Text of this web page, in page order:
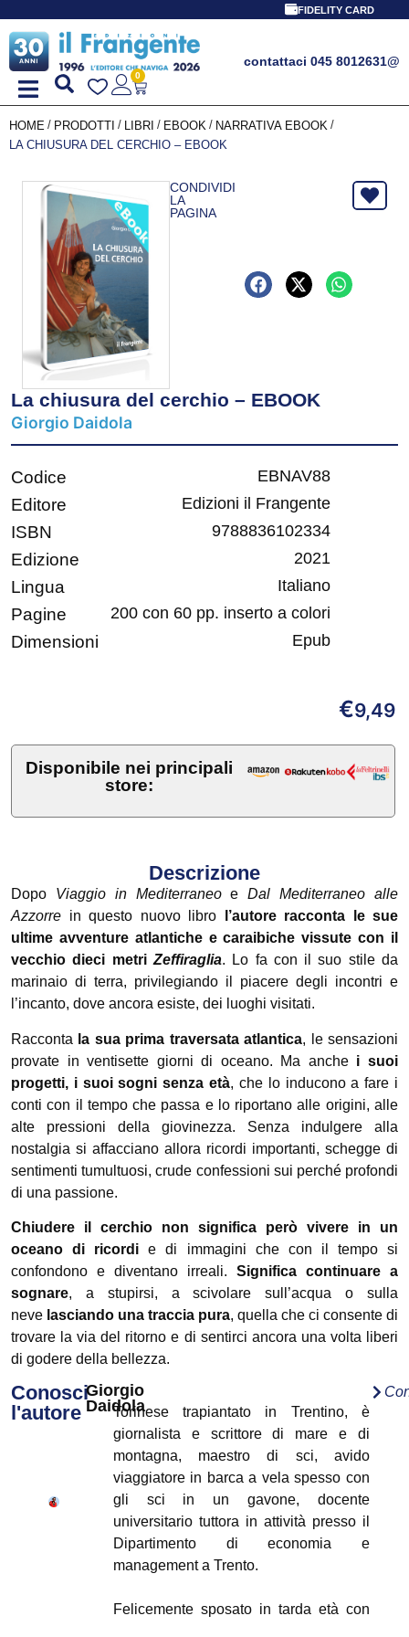
FIDELITY CARD
contattaci 045 8012631@
0
HOME / PRODOTTI / LIBRI / EBOOK / NARRATIVA EBOOK /
LA CHIUSURA DEL CERCHIO – EBOOK
CONDIVIDI
LA
PAGINA
La chiusura del cerchio – EBOOK
Giorgio Daidola
Codice EBNAV88
Editore Edizioni il Frangente
ISBN 9788836102334
Edizione 2021
Lingua Italiano
Pagine 200 con 60 pp. inserto a colori
Dimensioni Epub
€9,49
Disponibile nei principali
store:
Descrizione
Dopo Viaggio in MediterraneoeDal Mediterraneo alle
Azzorre in questo nuovo libro l’autore racconta le sue
ultime avventure atlantiche e caraibiche vissute con il
vecchio dieci metri Zeffiraglia. Lo fa con il suo stile da
marinaio di terra, privilegiando il piacere degli incontri e
l’incanto, dove ancora esiste, dei luoghi visitati.
Racconta la sua prima traversata atlantica, le sensazioni
provate in ventisette giorni di oceano. Ma anchei suoi
progetti, i suoi sogni senza età, che lo inducono a fare i
conti con il tempo che passa e lo riportano alle origini, alle
alte pressioni della giovinezza. Senza indulgere alla
nostalgia si affacciano allora ricordi importanti, schegge di
sentimenti tumultuosi, crude confessioni sui perché profondi
di una passione.
Chiudere il cerchio non significa però vivere in un
oceano di ricordi e di immagini che con il tempo si
confondono e diventano irreali. Significa continuare a
sognare, a stupirsi, a scivolare sull’acqua o sulla
neve lasciando una traccia pura, quella che ci consente di
trovare la via del ritorno e di sentirci ancora una volta liberi
di godere della bellezza.
Conosci
l'autore
Giorgio
Daidola
Torinese trapiantato in Trentino, è
giornalista e scrittore di mare e di
montagna, maestro di sci, avido
viaggiatore in barca a vela spesso con
gli sci in un gavone, docente
universitario tuttora in attività presso il
Dipartimento di economia e
management a Trento.
Felicemente sposato in tarda età con